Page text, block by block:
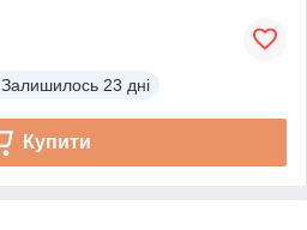
Залишилось 23 дні
Купити